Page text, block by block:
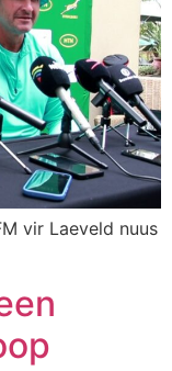
vir Laeveld nuus